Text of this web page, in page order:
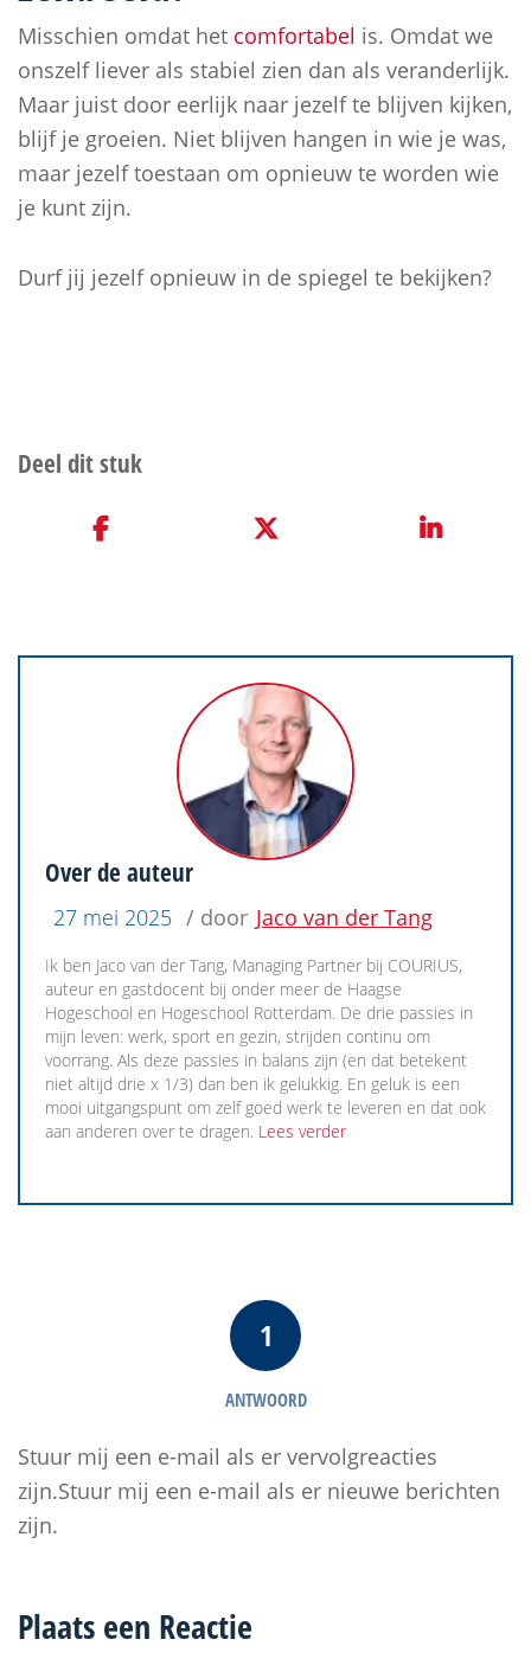
Misschien omdat het comfortabel is. Omdat we
onszelf liever als stabiel zien dan als veranderlijk.
Maar juist door eerlijk naar jezelf te blijven kijken,
blijf je groeien. Niet blijven hangen in wie je was,
maar jezelf toestaan om opnieuw te worden wie
je kunt zijn.
Durf jij jezelf opnieuw in de spiegel te bekijken?
Over de auteur
27 mei 2025 / door Jaco van der Tang
Ik ben Jaco van der Tang, Managing Partner bij COURIUS,
auteur en gastdocent bij onder meer de Haagse
Hogeschool en Hogeschool Rotterdam. De drie passies in
mijn leven: werk, sport en gezin, strijden continu om
voorrang. Als deze passies in balans zijn (en dat betekent
niet altijd drie x 1/3) dan ben ik gelukkig. En geluk is een
mooi uitgangspunt om zelf goed werk te leveren en dat ook
aan anderen over te dragen. Lees verder
1
ANTWOORD
Stuur mij een e-mail als er vervolgreacties
zijn.Stuur mij een e-mail als er nieuwe berichten
zijn.
Plaats een Reactie